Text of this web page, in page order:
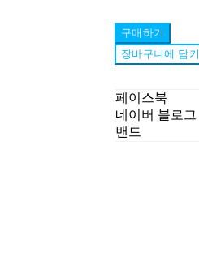
구매하기
장바구니에 담기
페이스북
네이버 블로그
밴드